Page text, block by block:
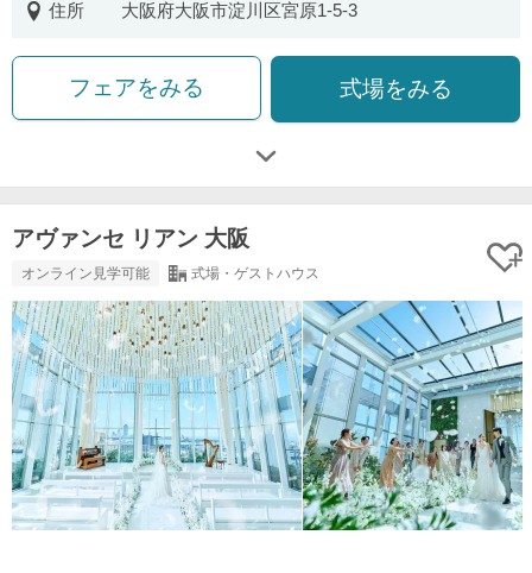
住所
大阪府大阪市淀川区宮原1-5-3
フェアをみる 式場をみる
アヴァンセ リアン 大阪
オンライン見学可能 式場・ゲストハウス